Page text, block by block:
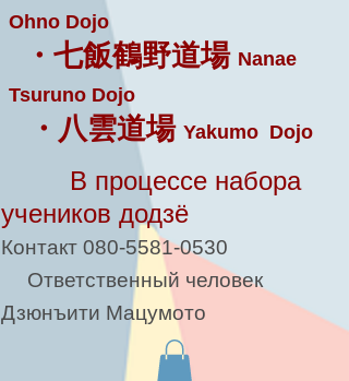
Ohno Dojo
・七飯鶴野道場 Nanae
Tsuruno Dojo
・八雲道場 Yakumo Dojo
В процессе набора
учеников додзё
Контакт 080-5581-0530
Ответственный человек
Дзюнъити Мацумото